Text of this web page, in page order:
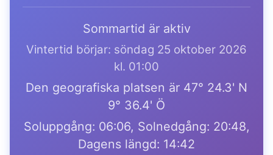
Sommartid är aktiv
Vintertid börjar: söndag 25 oktober 2026
kl. 01:00
Den geografiska platsen är 47° 24.3' N
9° 36.4' Ö
Soluppgång: 06:06, Solnedgång: 20:48,
Dagens längd: 14:42